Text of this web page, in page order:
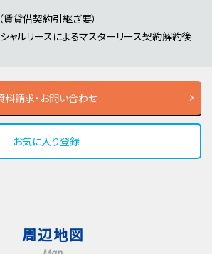
貸借契約引継ぎ要）
ルリースによるマスターリース契約解約後
料請求・お問い合わせ
お気に入り登録
周辺地図